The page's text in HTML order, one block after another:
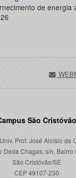
de energia
São Cristóvão
Prof. José Aloísio de
Deda Chagas, s/n, Bairro
São Cristóvão/SE
CEP 49107-230